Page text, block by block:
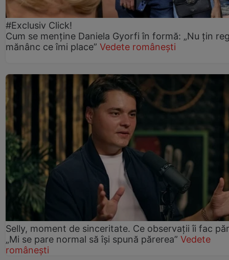
#Exclusiv Click!
Cum se menține Daniela Gyorfi în formă: „Nu țin
mănânc ce îmi place” Vedete românești
Selly, moment de sinceritate. Ce observații îi fac
„Mi se pare normal să își spună părerea” Vedete
românești